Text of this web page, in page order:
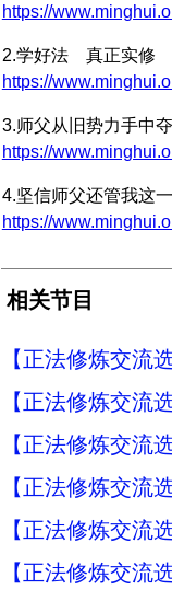
https://
2.学好法 真正实修
https://
3.师父从旧势力手中
https://
4.坚信师父还管我这
https://
相关节目
【正法修炼交流
【正法修炼交流
【正法修炼交流
【正法修炼交流
【正法修炼交流
【正法修炼交流